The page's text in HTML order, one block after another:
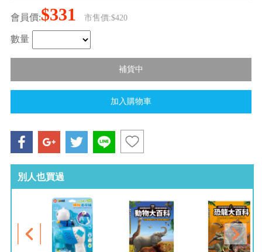
會員價:$331 市售價:$420
數量
別人也買過